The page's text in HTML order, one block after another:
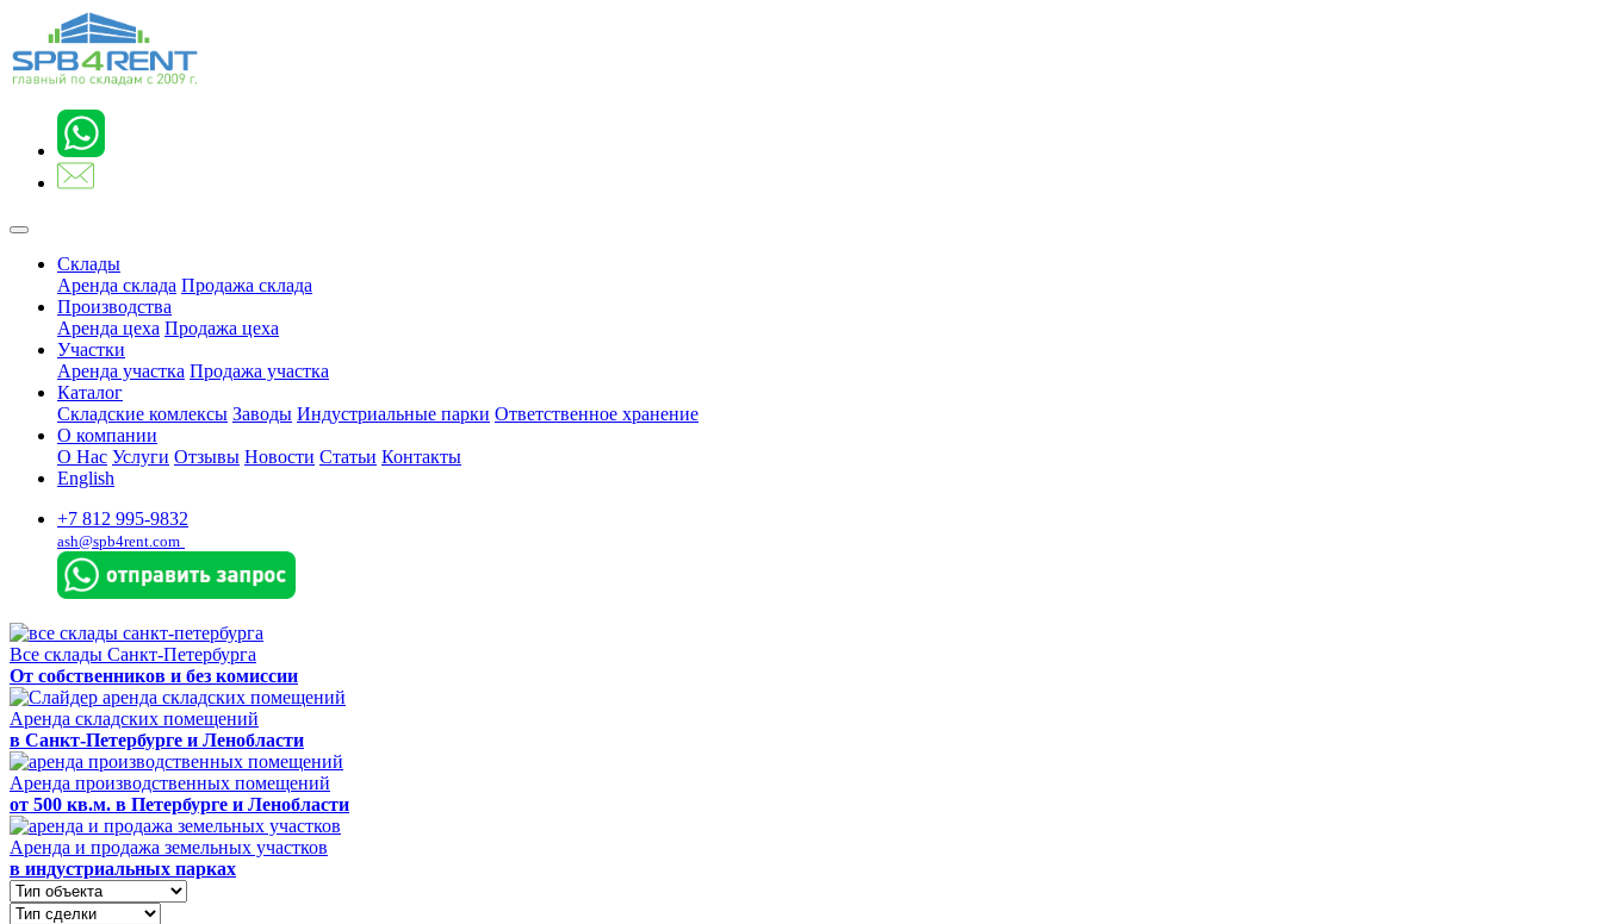
Склады
Аренда склада Продажа склада
Производства
Аренда цеха Продажа цеха
Участки
Аренда участка Продажа участка
Каталог
Складские комлексы Заводы Индустриальные парки Ответственное хранение
О компании
О Нас Услуги Отзывы Новости Статьи Контакты
English
+7 812 995-9832
ash@spb4rent.com
Все склады Санкт-Петербурга
От собственников и без комиссии
Аренда складских помещений
в Санкт-Петербурге и Ленобласти
Аренда производственных помещений
от 500 кв.м. в Петербурге и Ленобласти
Аренда и продажа земельных участков
в индустриальных парках